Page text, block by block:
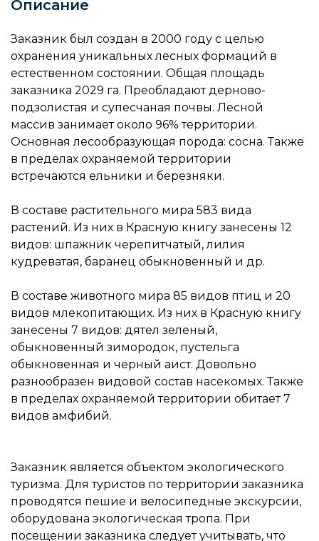
Описание
Заказник был создан в 2000 году с целью
охранения уникальных лесных формаций в
естественном состоянии. Общая площадь
заказника 2029 га. Преобладают дерново-
подзолистая и супесчаная почвы. Лесной
массив занимает около 96% территории.
Основная лесообразующая порода: сосна. Также
в пределах охраняемой территории
встречаются ельники и березняки.
В составе растительного мира 583 вида
растений. Из них в Красную книгу занесены 12
видов: шпажник черепитчатый, лилия
кудреватая, баранец обыкновенный и др.
В составе животного мира 85 видов птиц и 20
видов млекопитающих. Из них в Красную книгу
занесены 7 видов: дятел зеленый,
обыкновенный зимородок, пустельга
обыкновенная и черный аист. Довольно
разнообразен видовой состав насекомых. Также
в пределах охраняемой территории обитает 7
видов амфибий.
Заказник является объектом экологического
туризма. Для туристов по территории заказника
проводятся пешие и велосипедные экскурсии,
оборудована экологическая тропа. При
посещении заказника следует учитывать, что